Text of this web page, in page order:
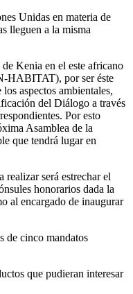
Unidas en materia de
lleguen a la misma
Kenia en el este africano
HABITAT), por ser éste
aspectos ambientales,
del Diálogo a través
Por esto
Asamblea de la
que tendrá lugar en
será estrechar el
honorarios dada la
al encargado de inaugurar
de cinco mandatos
que pudieran interesar